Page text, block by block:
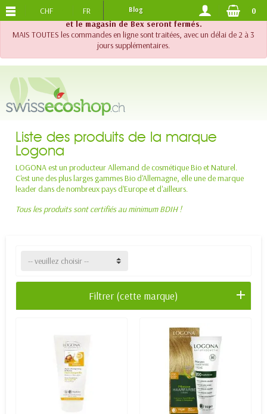
!! Important !! Jusqu'au 20 août 2026, le support téléphonique
et le magasin de Bex seront fermés.
MAIS TOUTES les commandes en ligne sont traitées, avec un délai de 2 à 3
jours supplémentaires.
PORTS OFFERTS DES 120.-
CHF FR Blog 0
Liste des produits de la marque
Logona
LOGONA est un producteur Allemand de cosmétique Bio et Naturel.
C'est une des plus larges gammes Bio d'Allemagne, elle une de marque
leader dans de nombreux pays d'Europe et d'ailleurs.
Tous les produits sont certifiés au minimum BDIH !
-- veuillez choisir --
Filtrer (cette marque)